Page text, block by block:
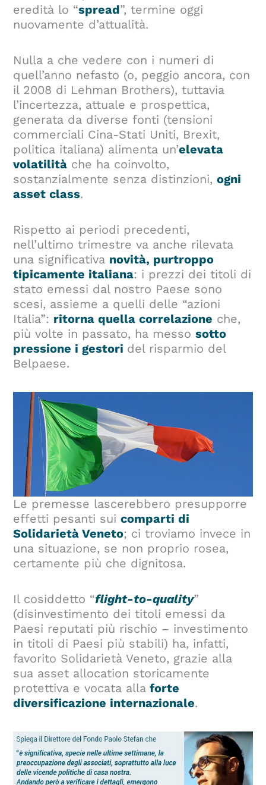
eredità lo “spread”, termine oggi
nuovamente d’attualità.
Nulla a che vedere con i numeri di
quell’anno nefasto (o, peggio ancora, con
il 2008 di Lehman Brothers), tuttavia
l’incertezza, attuale e prospettica,
generata da diverse fonti (tensioni
commerciali Cina-Stati Uniti, Brexit,
politica italiana) alimenta un’elevata
volatilità che ha coinvolto,
sostanzialmente senza distinzioni,ogni
asset class.
Rispetto ai periodi precedenti,
nell’ultimo trimestre va anche rilevata
una significativa novità, purtroppo
tipicamente italiana: i prezzi dei titoli di
stato emessi dal nostro Paese sono
scesi, assieme a quelli delle “azioni
Italia”: ritorna quella correlazione che,
più volte in passato, ha messosotto
pressione i gestori del risparmio del
Belpaese.
Le premesse lascerebbero presupporre
effetti pesanti suicomparti di
Solidarietà Veneto; ci troviamo invece in
una situazione, se non proprio rosea,
certamente più che dignitosa.
Il cosiddetto “flight-to-quality”
(disinvestimento dei titoli emessi da
Paesi reputati più rischio – investimento
in titoli di Paesi più stabili) ha, infatti,
favorito Solidarietà Veneto, grazie alla
sua asset allocation storicamente
protettiva e vocata alla forte
diversificazione internazionale.